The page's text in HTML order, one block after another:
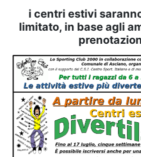
i centri estivi
limitato, in base agli